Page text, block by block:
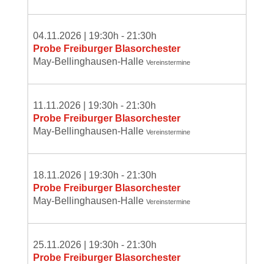
04.11.2026 19:30h - 21:30h
Probe Freiburger Blasorchester
May-Bellinghausen-Halle Vereinstermine
11.11.2026 19:30h - 21:30h
Probe Freiburger Blasorchester
May-Bellinghausen-Halle Vereinstermine
18.11.2026 19:30h - 21:30h
Probe Freiburger Blasorchester
May-Bellinghausen-Halle Vereinstermine
25.11.2026 19:30h - 21:30h
Probe Freiburger Blasorchester